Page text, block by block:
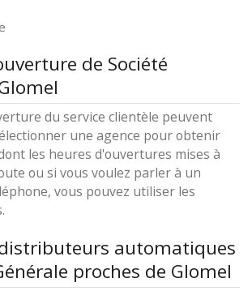
de Société
du service clientèle peuvent
une agence pour obtenir
les heures d'ouvertures mises à
ou si vous voulez parler à un
vous pouvez utiliser les
automatiques
proches de Glomel